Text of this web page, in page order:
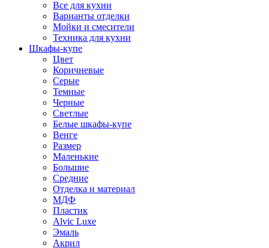
Все для кухни
Варианты отделки
Мойки и смесители
Техника для кухни
Шкафы-купе
Цвет
Коричневые
Серые
Темные
Черные
Светлые
Белые шкафы-купе
Венге
Размер
Маленькие
Большие
Средние
Отделка и материал
МДФ
Пластик
Alvic Luxe
Эмаль
Акрил